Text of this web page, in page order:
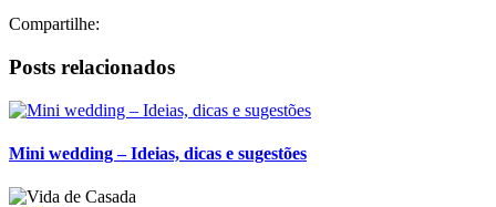
Compartilhe:
Posts relacionados
Mini wedding – Ideias, dicas e sugestões